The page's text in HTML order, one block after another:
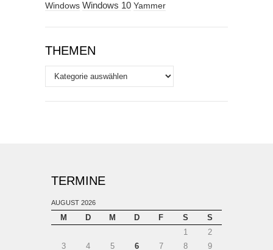
Windows Windows 10 Yammer
THEMEN
Themen
TERMINE
AUGUST 2026
M D M D F S
S
1
2
3
4 5 6 7 8 9